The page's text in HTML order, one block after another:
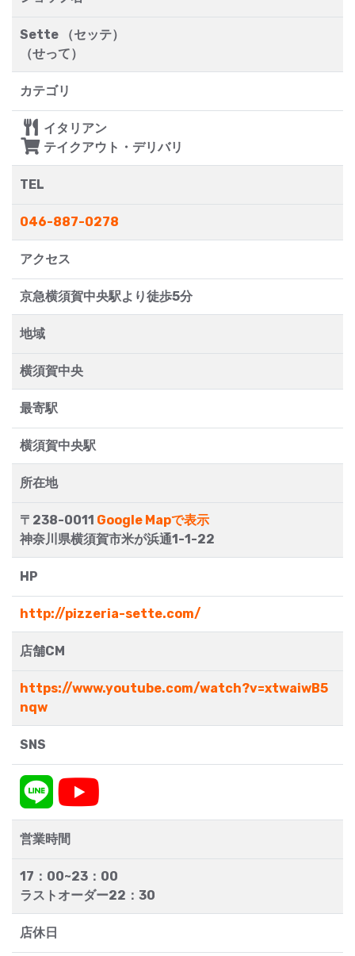
Sette （セッテ）
（せって）
カテゴリ
イタリアン
テイクアウト・デリバリ
TEL
046-887-0278
アクセス
京急横須賀中央駅より徒歩5分
地域
横須賀中央
最寄駅
横須賀中央駅
所在地
〒238-0011 Google Mapで表示
神奈川県横須賀市米が浜通1-1-22
HP
http://pizzeria-sette.com/
店舗CM
https://www.youtube.com/watch?v=xtwaiwB5
nqw
SNS
営業時間
17：00~23：00
ラストオーダー22：30
店休日